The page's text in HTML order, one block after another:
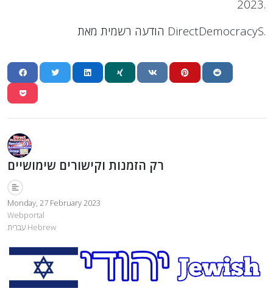
2023.
הודעה רשמית מאת DirectDemocracyS.
רק הזמנות וקישורים שימושיים
Monday, 27 February 2023
Webportal
עִברִית Hebrew